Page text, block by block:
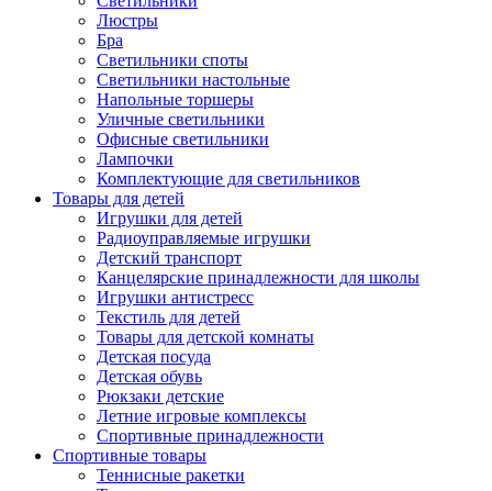
Люстры
Бра
Светильники споты
Светильники настольные
Напольные торшеры
Уличные светильники
Офисные светильники
Лампочки
Комплектующие для светильников
Товары для детей
Игрушки для детей
Радиоуправляемые игрушки
Детский транспорт
Канцелярские принадлежности для школы
Игрушки антистресс
Текстиль для детей
Товары для детской комнаты
Детская посуда
Детская обувь
Рюкзаки детские
Летние игровые комплексы
Спортивные принадлежности
Спортивные товары
Теннисные ракетки